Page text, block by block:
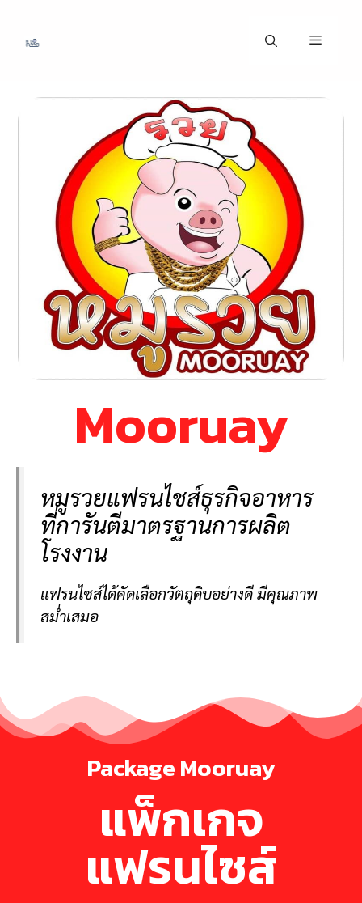
Mooruay
หมู​รวยแฟรนไชส์ธุรกิจ​อาหาร​
ที่การันตีมาตรฐานการผลิต
โรงงาน
แฟรนไชส์ได้คัดเลือกวัตถุดิบอย่างดี มีคุณภาพ
สม่ำเสมอ
Package Mooruay
แพ็กเกจ
แฟรนไซส์